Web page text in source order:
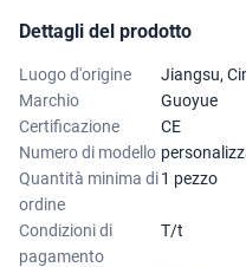
Dettagli del prodotto
Luogo d'origine
Jiangsu,
Marchio
Guoyue
Certificazione
CE
Numero di modello
Quantità minima di
ordine
1 pezzo
Condizioni di
pagamento
T/t